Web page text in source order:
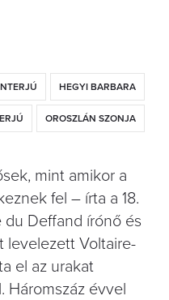
HEGYI BARBARA
OROSZLÁN SZONJA
mint amikor a
fel – írta a 18.
du Deffand írónő és
levelezett Voltaire-
el az urakat
Háromszáz évvel